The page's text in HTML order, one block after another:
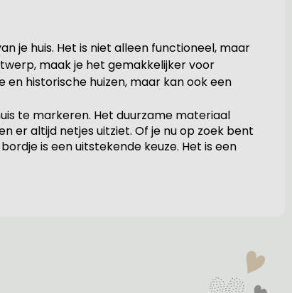
je huis. Het is niet alleen functioneel, maar
maak je het gemakkelijker voor
historische huizen, maar kan ook een
te markeren. Het duurzame materiaal
er altijd netjes uitziet. Of je nu op zoek bent
is een uitstekende keuze. Het is een